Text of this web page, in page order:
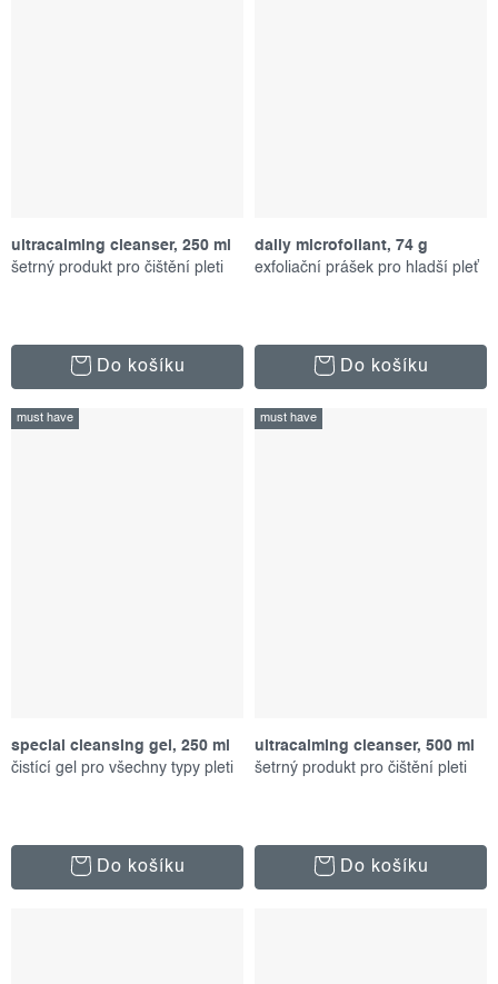
ultracalming cleanser, 250 ml
šetrný produkt pro čištění pleti
Do košíku
daily microfoliant, 74 g
exfoliační prášek pro hladší pleť
Do košíku
must have
special cleansing gel, 250 ml
čistící gel pro všechny typy pleti
Do košíku
must have
ultracalming cleanser, 500 ml
šetrný produkt pro čištění pleti
Do košíku